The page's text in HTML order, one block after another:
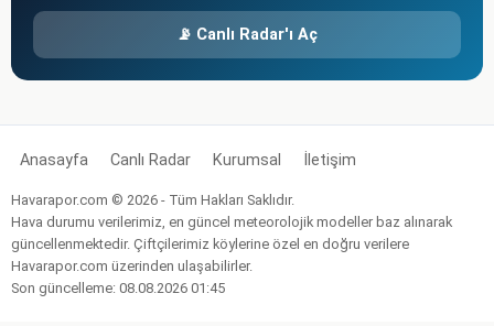
📡 Canlı Radar'ı Aç
Anasayfa Canlı Radar Kurumsal İletişim
Havarapor.com © 2026 - Tüm Hakları Saklıdır.
Hava durumu verilerimiz, en güncel meteorolojik modeller baz alınarak
güncellenmektedir. Çiftçilerimiz köylerine özel en doğru verilere
Havarapor.com üzerinden ulaşabilirler.
Son güncelleme: 08.08.2026 01:45